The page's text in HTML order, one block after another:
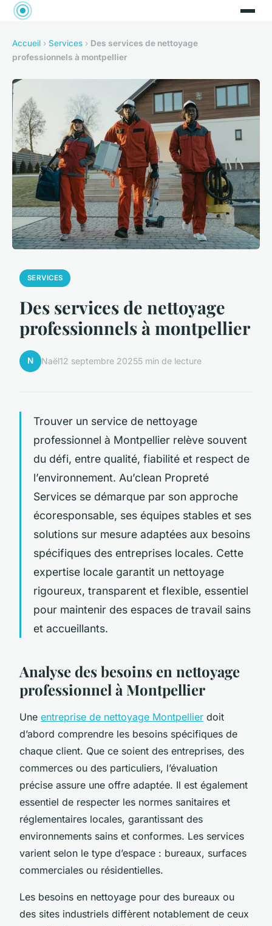
Accueil › Services › Des services de nettoyage
professionnels à montpellier
SERVICES
Des services de nettoyage
professionnels à montpellier
N Naël12 septembre 20255 min de lecture
Trouver un service de nettoyage
professionnel à Montpellier relève souvent
du défi, entre qualité, fiabilité et respect de
l’environnement. Au’clean Propreté
Services se démarque par son approche
écoresponsable, ses équipes stables et ses
solutions sur mesure adaptées aux besoins
spécifiques des entreprises locales. Cette
expertise locale garantit un nettoyage
rigoureux, transparent et flexible, essentiel
pour maintenir des espaces de travail sains
et accueillants.
Analyse des besoins en nettoyage
professionnel à Montpellier
Une entreprise de nettoyage Montpellier doit
d’abord comprendre les besoins spécifiques de
chaque client. Que ce soient des entreprises, des
commerces ou des particuliers, l’évaluation
précise assure une offre adaptée. Il est également
essentiel de respecter les normes sanitaires et
réglementaires locales, garantissant des
environnements sains et conformes. Les services
varient selon le type d’espace : bureaux, surfaces
commerciales ou résidentielles.
Les besoins en nettoyage pour des bureaux ou
des sites industriels diffèrent notablement de ceux